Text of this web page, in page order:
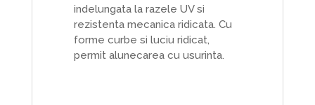
indelungata la razele UV si
rezistenta mecanica ridicata. Cu
forme curbe si luciu ridicat,
permit alunecarea cu usurinta.